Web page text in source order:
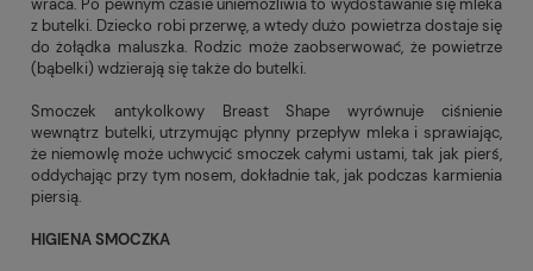
wraca. Po pewnym czasie uniemożliwia to wydostawanie się mleka
z butelki. Dziecko robi przerwę, a wtedy dużo powietrza dostaje się
do żołądka maluszka. Rodzic może zaobserwować, że powietrze
(bąbelki) wdzierają się także do butelki.
Smoczek antykolkowy Breast Shape wyrównuje ciśnienie
wewnątrz butelki, utrzymując płynny przepływ mleka i sprawiając,
że niemowlę może uchwycić smoczek całymi ustami, tak jak pierś,
oddychając przy tym nosem, dokładnie tak, jak podczas karmienia
piersią.
HIGIENA SMOCZKA